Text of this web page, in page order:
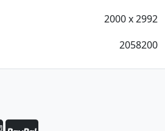
2000 x 2992
2058200